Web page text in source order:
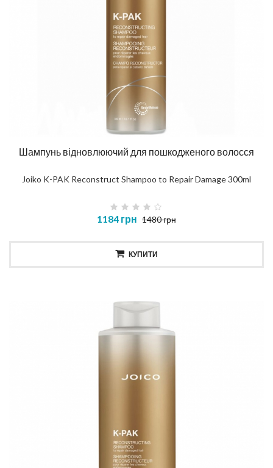
Шампунь відновлюючий для пошкодженого волосся
Joiko K-PAK Reconstruct Shampoo to Repair Damage 300ml
1184 грн 1480 грн
КУПИТИ